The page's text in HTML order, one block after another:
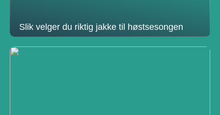
Slik velger du riktig jakke til høstsesongen